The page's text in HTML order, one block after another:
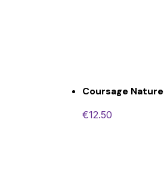
Coursage Nature
€12.50